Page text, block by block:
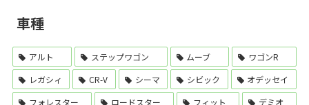
ムラーノ買取(下取り)価格
車種
アルト ステップワゴン ムーブ
ワゴンR
レガシィ
CR-V シーマ シビック
オデッセイ
フォレスター
ロードスター フィット
デミオ